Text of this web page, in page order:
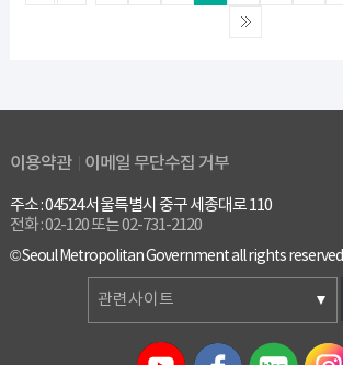
이용약관 이메일 무단수집 거부
주소 : 04524 서울특별시 중구 세종대로 110
전화 : 02-120 또는 02-731-2120
© Seoul Metropolitan Government all rights reserved
관련사이트